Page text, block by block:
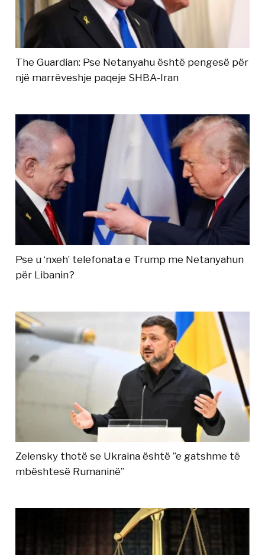
The Guardian: Pse Netanyahu është pengesë për
një marrëveshje paqeje SHBA-Iran
Pse u ‘nxeh’ telefonata e Trump me Netanyahun
për Libanin?
Zelensky thotë se Ukraina është ”e gatshme të
mbështesë Rumaninë”